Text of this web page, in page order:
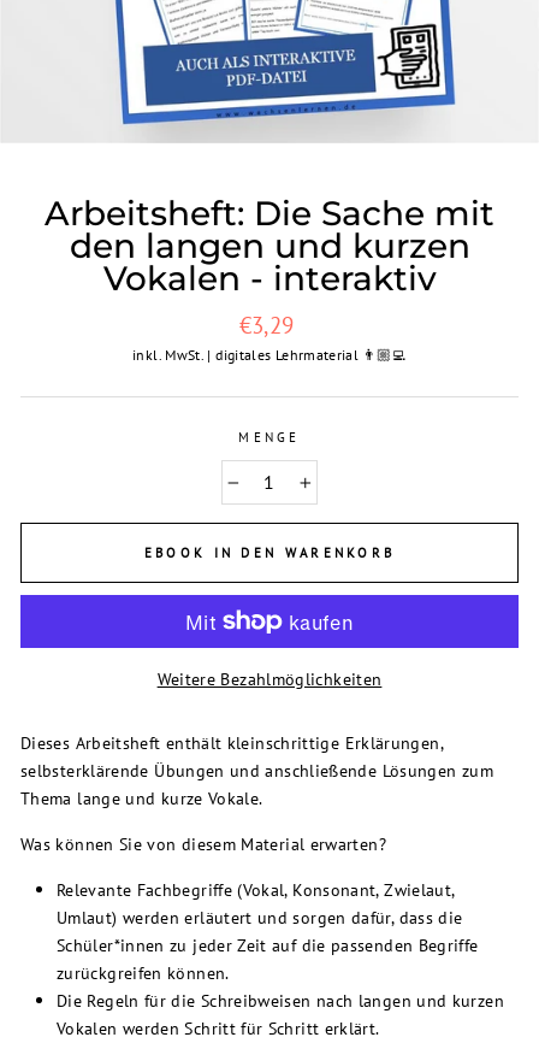
Arbeitsheft: Die Sache mit
den langen und kurzen
Vokalen - interaktiv
Normaler
Preis
€3,29
inkl. MwSt. | digitales Lehrmaterial 👨🏼‍💻
MENGE
EBOOK IN DEN WARENKORB
Weitere Bezahlmöglichkeiten
Dieses Arbeitsheft enthält kleinschrittige Erklärungen,
selbsterklärende Übungen und anschließende Lösungen zum
Thema lange und kurze Vokale.
Was können Sie von diesem Material erwarten?
Relevante Fachbegriffe (Vokal, Konsonant, Zwielaut,
Umlaut) werden erläutert und sorgen dafür, dass die
Schüler*innen zu jeder Zeit auf die passenden Begriffe
zurückgreifen können.
Die Regeln für die Schreibweisen nach langen und kurzen
Vokalen werden Schritt für Schritt erklärt.